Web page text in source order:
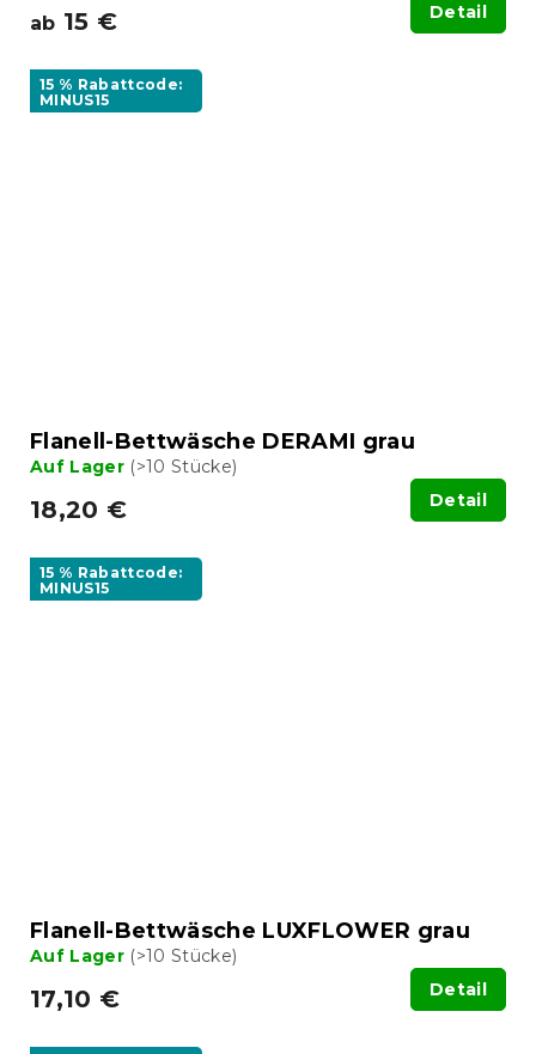
ab 15 € Detail
15 % Rabattcode:
MINUS15
Flanell-Bettwäsche DERAMI grau
Auf Lager (>10 Stücke)
18,20 € Detail
15 % Rabattcode:
MINUS15
Flanell-Bettwäsche LUXFLOWER grau
Auf Lager (>10 Stücke)
17,10 € Detail